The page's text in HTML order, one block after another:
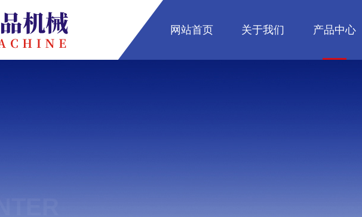
网站首页 关于我们 产品中心